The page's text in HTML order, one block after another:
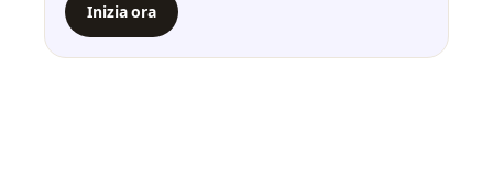
Inizia ora